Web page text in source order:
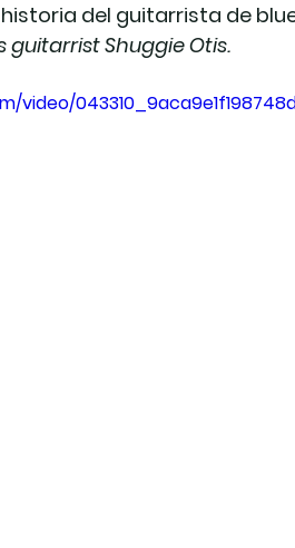
del guitarrista de
Shuggie Otis.
video/